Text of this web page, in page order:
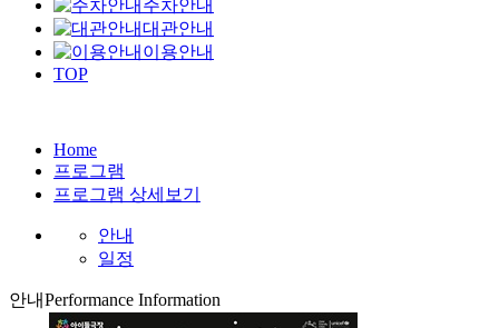
주차안내
대관안내
이용안내
TOP
Home
프로그램
프로그램 상세보기
안내
일정
안내Performance Information